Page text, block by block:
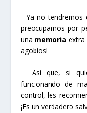
Ya no tendremos
preocuparnos por
una memoria extra
agobios!
Así que, si
funcionando de
control, les
¡Es un verdadero